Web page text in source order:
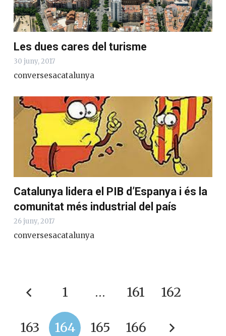
Les dues cares del turisme
30 juny, 2017
conversesacatalunya
Catalunya lidera el PIB d’Espanya i és la
comunitat més industrial del país
26 juny, 2017
conversesacatalunya
1 … 161 162
163 164 165 166